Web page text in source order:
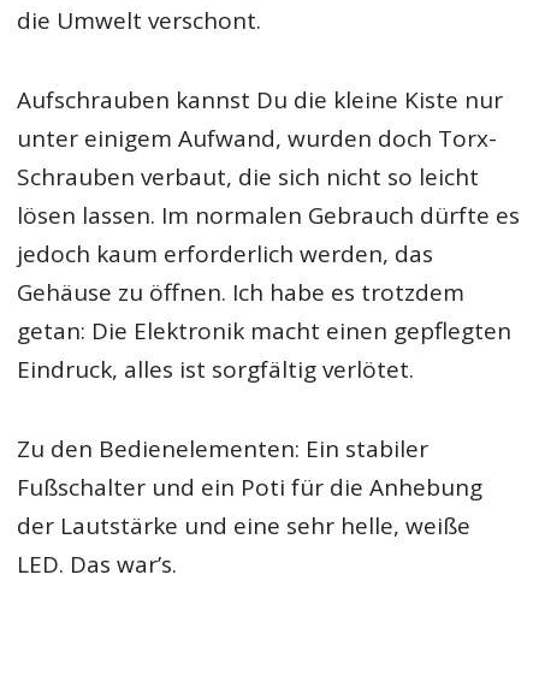
die Umwelt verschont.
Aufschrauben kannst Du die kleine Kiste nur
unter einigem Aufwand, wurden doch Torx-
Schrauben verbaut, die sich nicht so leicht
lösen lassen. Im normalen Gebrauch dürfte es
jedoch kaum erforderlich werden, das
Gehäuse zu öffnen. Ich habe es trotzdem
getan: Die Elektronik macht einen gepflegten
Eindruck, alles ist sorgfältig verlötet.
Zu den Bedienelementen: Ein stabiler
Fußschalter und ein Poti für die Anhebung
der Lautstärke und eine sehr helle, weiße
LED. Das war’s.